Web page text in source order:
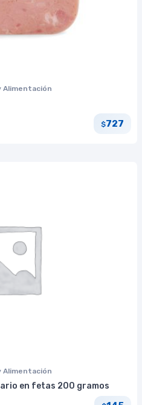
Alimentación
$727
Alimentación
en fetas 200 gramos